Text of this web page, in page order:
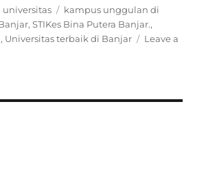
Categories
universitas Tags
kampus unggulan di
,STIKes Bina Putera Banjar.,
, Universitas terbaik di Banjar
Leave a